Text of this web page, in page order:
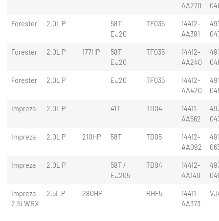
AA270
Forester 2.0L P
58T
EJ20
TF035
14412-
AA391
Forester 2.0L P 177HP
58T
EJ20
TF035
14412-
AA240
Forester 2.0L P EJ20 TF035
14412-
AA420
Impreza 2.0L P 41T TD04
14411-
AA562
Impreza 2.0L P 210HP 58T TD05
14412-
AA092
Impreza 2.0L P
58T /
EJ205
TD04
14412-
AA140
Impreza
2.5i WRX
2.5L P 280HP RHF5
14411-
AA373